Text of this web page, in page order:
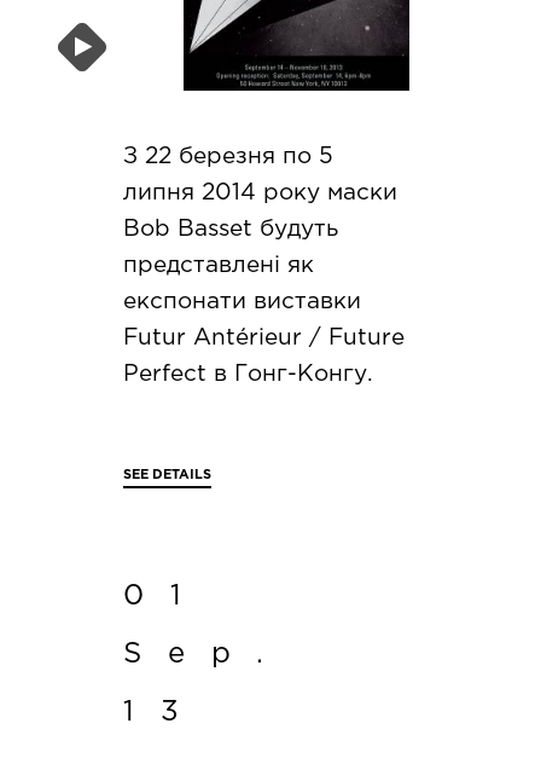
З 22 березня по 5
липня 2014 року маски
Bob Basset будуть
представлені як
експонати виставки
Futur Antérieur / Future
Perfect в Гонг-Конгу.
SEE DETAILS
01
Sep.
13